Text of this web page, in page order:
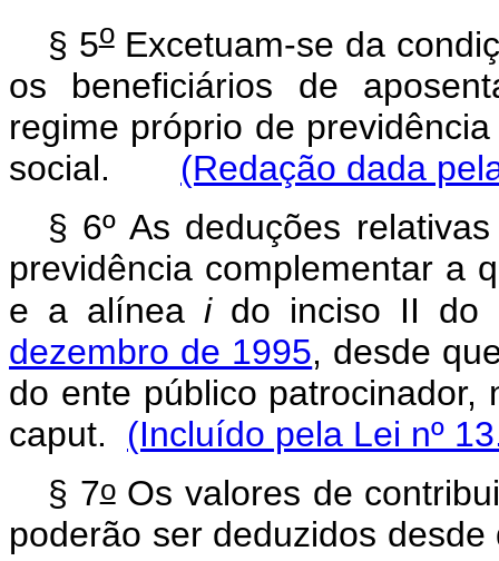
§ 5oExcetuam-se da
os beneficiários de
regime próprio de
social. (Redação dada
§ 6º As deduções
previdência complementar a
e a alíneaido inciso II do
dezembro de 1995, desde
do ente público
caput. (Incluído pela Lei nº
§ 7oOs valores de
poderão ser deduzidos